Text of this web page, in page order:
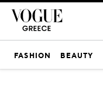
FASHION BEAUTY